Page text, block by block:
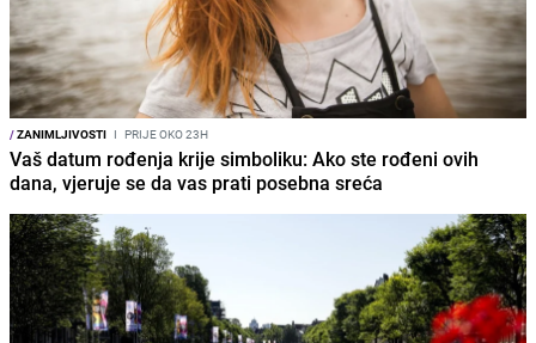
/ZANIMLJIVOSTI I PRIJE OKO 23H
Vaš datum rođenja krije simboliku: Ako ste rođeni ovih
dana, vjeruje se da vas prati posebna sreća